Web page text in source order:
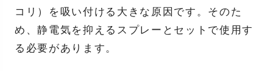
コリ）を吸い付ける大きな原因です。そのた
め、静電気を抑えるスプレーとセットで使用す
る必要があります。